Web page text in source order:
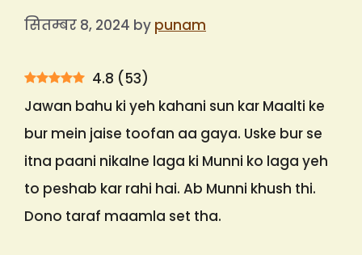
सितम्बर 8, 2024 by punam
4.8 (53)
Jawan bahu ki yeh kahani sun kar Maalti ke
bur mein jaise toofan aa gaya. Uske bur se
itna paani nikalne laga ki Munni ko laga yeh
to peshab kar rahi hai. Ab Munni khush thi.
Dono taraf maamla set tha.